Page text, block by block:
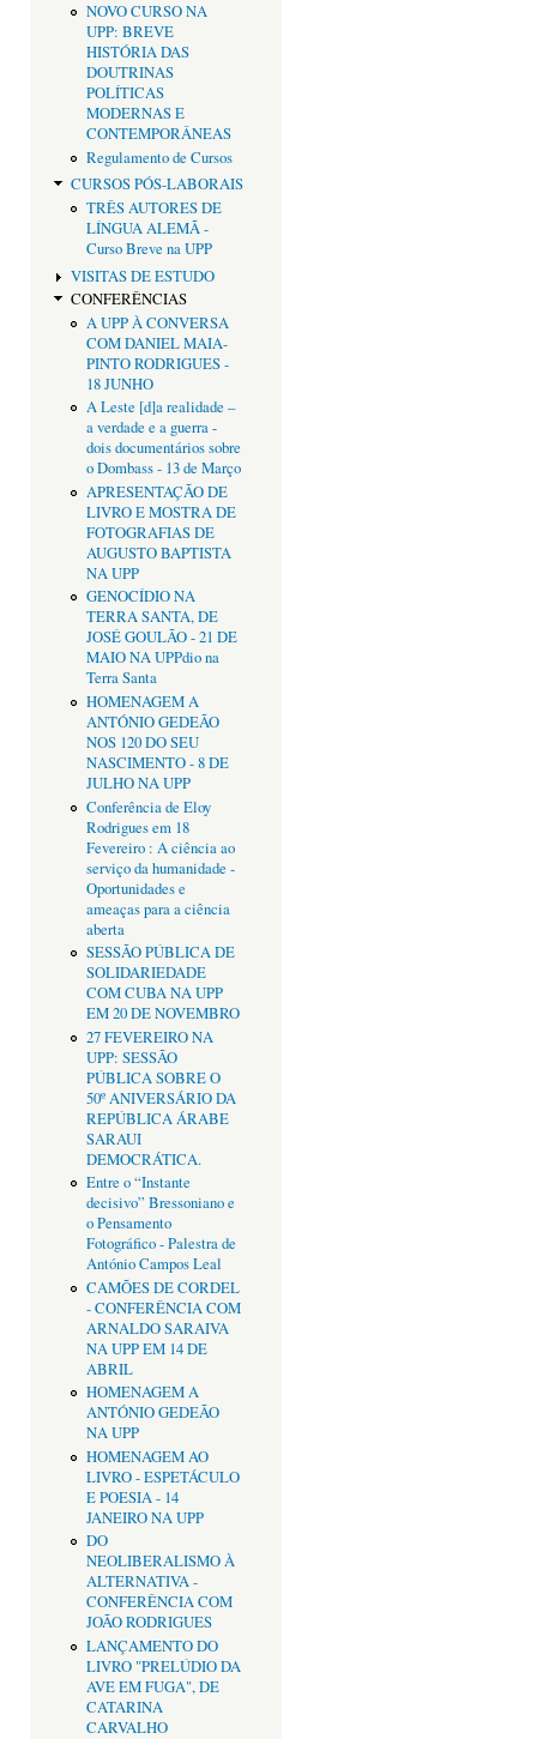
NOVO CURSO NA
UPP: BREVE
HISTÓRIA DAS
DOUTRINAS
POLÍTICAS
MODERNAS E
CONTEMPORÂNEAS
Regulamento de Cursos
CURSOS PÓS-LABORAIS
TRÊS AUTORES DE
LÍNGUA ALEMÃ -
Curso Breve na UPP
VISITAS DE ESTUDO
CONFERÊNCIAS
A UPP À CONVERSA
COM DANIEL MAIA-
PINTO RODRIGUES -
18 JUNHO
A Leste [d]a realidade –
a verdade e a guerra -
dois documentários sobre
o Dombass - 13 de Março
APRESENTAÇÃO DE
LIVRO E MOSTRA DE
FOTOGRAFIAS DE
AUGUSTO BAPTISTA
NA UPP
GENOCÍDIO NA
TERRA SANTA, DE
JOSÉ GOULÃO - 21 DE
MAIO NA UPPdio na
Terra Santa
HOMENAGEM A
ANTÓNIO GEDEÃO
NOS 120 DO SEU
NASCIMENTO - 8 DE
JULHO NA UPP
Conferência de Eloy
Rodrigues em 18
Fevereiro : A ciência ao
serviço da humanidade -
Oportunidades e
ameaças para a ciência
aberta
SESSÃO PÚBLICA DE
SOLIDARIEDADE
COM CUBA NA UPP
EM 20 DE NOVEMBRO
27 FEVEREIRO NA
UPP: SESSÃO
PÚBLICA SOBRE O
50º ANIVERSÁRIO DA
REPÚBLICA ÁRABE
SARAUI
DEMOCRÁTICA.
Entre o “Instante
decisivo” Bressoniano e
o Pensamento
Fotográfico - Palestra de
António Campos Leal
CAMÕES DE CORDEL
- CONFERÊNCIA COM
ARNALDO SARAIVA
NA UPP EM 14 DE
ABRIL
HOMENAGEM A
ANTÓNIO GEDEÃO
NA UPP
HOMENAGEM AO
LIVRO - ESPETÁCULO
E POESIA - 14
JANEIRO NA UPP
DO
NEOLIBERALISMO À
ALTERNATIVA -
CONFERÊNCIA COM
JOÃO RODRIGUES
LANÇAMENTO DO
LIVRO "PRELÚDIO DA
AVE EM FUGA", DE
CATARINA
CARVALHO